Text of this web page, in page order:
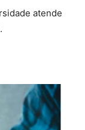
atende